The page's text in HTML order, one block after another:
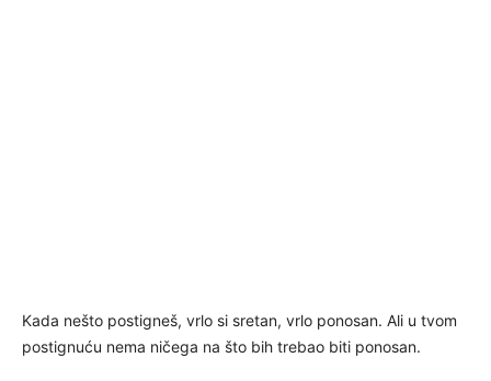
Kada nešto postigneš, vrlo si sretan, vrlo ponosan. Ali u tvom
postignuću nema ničega na što bih trebao biti ponosan.